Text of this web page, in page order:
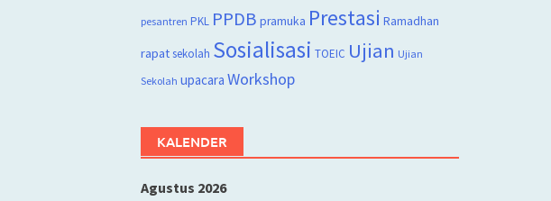
pesantren PKL PPDB pramuka Prestasi Ramadhan
rapatsekolah Sosialisasi TOEIC Ujian Ujian
Sekolah upacara Workshop
KALENDER
Agustus 2026